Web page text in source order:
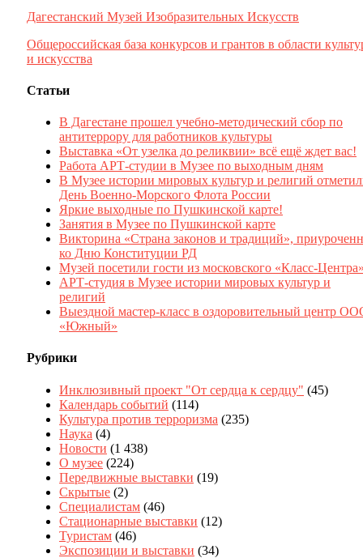
Дагестанский Музей Изобразительных Искусств
Общероссийская база конкурсов и грантов в области
и искусства
Статьи
В Дагестане прошел учебно-методический сбор по
антитеррору для работников культуры
Выставка «От узелка до реликвии» всё ещё ждет вас!
Работа АРТ-студии в Музее по выходным дням
В Музее истории мировых культур и религий
День Военно-Морского Флота России
Яркие выходные по Пушкинской карте!
Занятия в Музее по Пушкинской карте
Викторина «Страна законов и традиций»,
ко Дню Конституции РД
Музей посетили гости из московского «Класс-
АРТ-студия в Музее истории мировых культур и
религий
Выездной мастер-класс в оздоровительный центр
«Южный»
Рубрики
Инклюзивный проект "От сердца к сердцу" (45)
Календарь событий (114)
Культура против терроризма (235)
Наука (4)
Новости (1 438)
О музее (224)
Передвижные выставки (19)
Скрытые (2)
Специалистам (46)
Стационарные выставки (12)
Туристам (46)
Экспозиции и выставки (34)